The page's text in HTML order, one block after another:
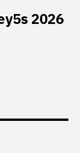
2026